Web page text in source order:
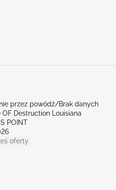
przez powódź/Brak danych
Destruction Louisiana
POINT
oferty